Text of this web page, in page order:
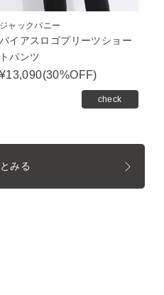
ジャックバニー
バイアスロゴプリーツショー
トパンツ
¥13,090(30%OFF)
check
みる